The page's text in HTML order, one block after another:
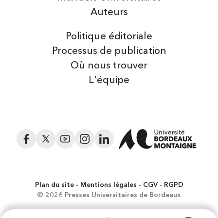
Auteurs
Politique éditoriale
Processus de publication
Où nous trouver
L'équipe
Facebook
Twitter YouTubeInstagramLinkedIn
Plan du site Mentions légales CGV
RGPD
© 2026 Presses Universitaires de Bordeaux